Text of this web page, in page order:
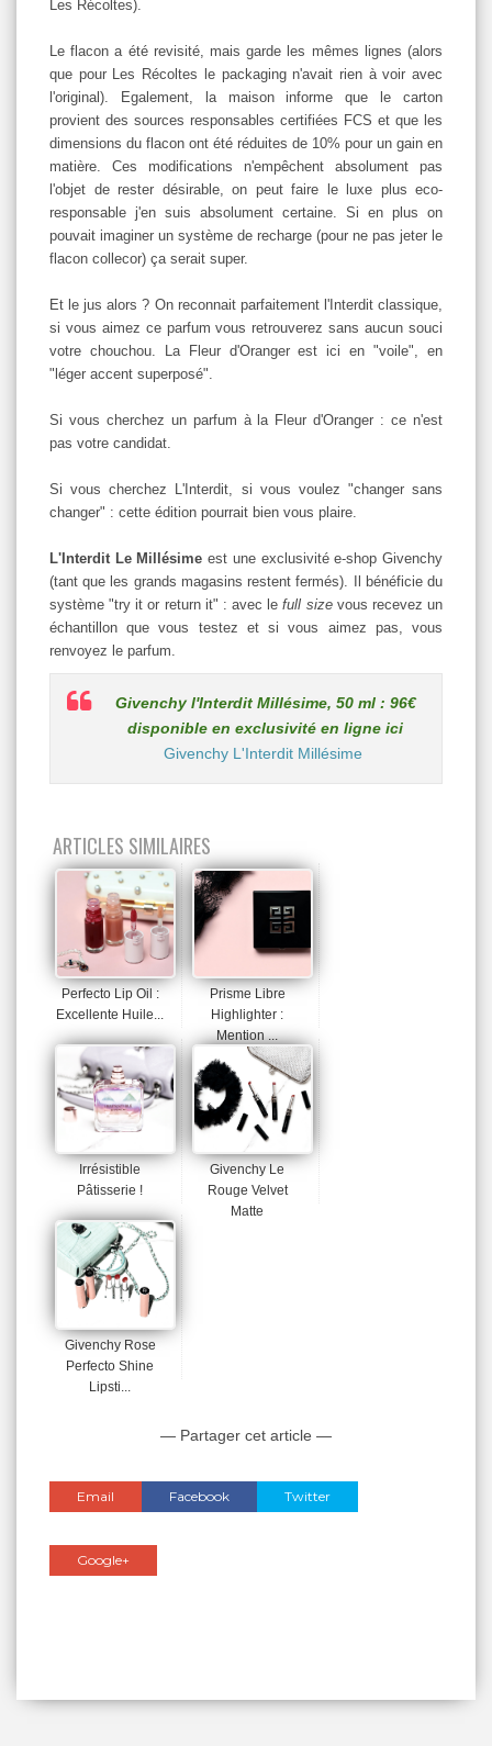
Les Récoltes).
Le flacon a été revisité, mais garde les mêmes lignes (alors
que pour Les Récoltes le packaging n'avait rien à voir avec
l'original). Egalement, la maison informe que le carton
provient des sources responsables certifiées FCS et que les
dimensions du flacon ont été réduites de 10% pour un gain en
matière. Ces modifications n'empêchent absolument pas
l'objet de rester désirable, on peut faire le luxe plus eco-
responsable j'en suis absolument certaine. Si en plus on
pouvait imaginer un système de recharge (pour ne pas jeter le
flacon collecor) ça serait super.
Et le jus alors ? On reconnait parfaitement l'Interdit classique,
si vous aimez ce parfum vous retrouverez sans aucun souci
votre chouchou. La Fleur d'Oranger est ici en "voile", en
"léger accent superposé".
Si vous cherchez un parfum à la Fleur d'Oranger : ce n'est
pas votre candidat.
Si vous cherchez L'Interdit, si vous voulez "changer sans
changer" : cette édition pourrait bien vous plaire.
L'Interdit Le Millésime est une exclusivité e-shop Givenchy
(tant que les grands magasins restent fermés). Il bénéficie du
système "try it or return it" : avec lefull size vous recevez un
échantillon que vous testez et si vous aimez pas, vous
renvoyez le parfum.
Givenchy l'Interdit Millésime, 50 ml : 96€
disponible en exclusivité en ligne ici
Givenchy L'Interdit Millésime
ARTICLES SIMILAIRES
Perfecto Lip Oil :
Excellente Huile...
Prisme Libre
Highlighter :
Mention ...
Irrésistible
Pâtisserie !
Givenchy Le
Rouge Velvet
Matte
Givenchy Rose
Perfecto Shine
Lipsti...
— Partager cet article —
Email Facebook Twitter
Google+